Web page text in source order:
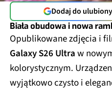
Dodaj do
Biała obudowa i nowa
Opublikowane zdjęcia i
Galaxy S26 Ultraw
kolorystycznym.
wyjątkowo czysto i